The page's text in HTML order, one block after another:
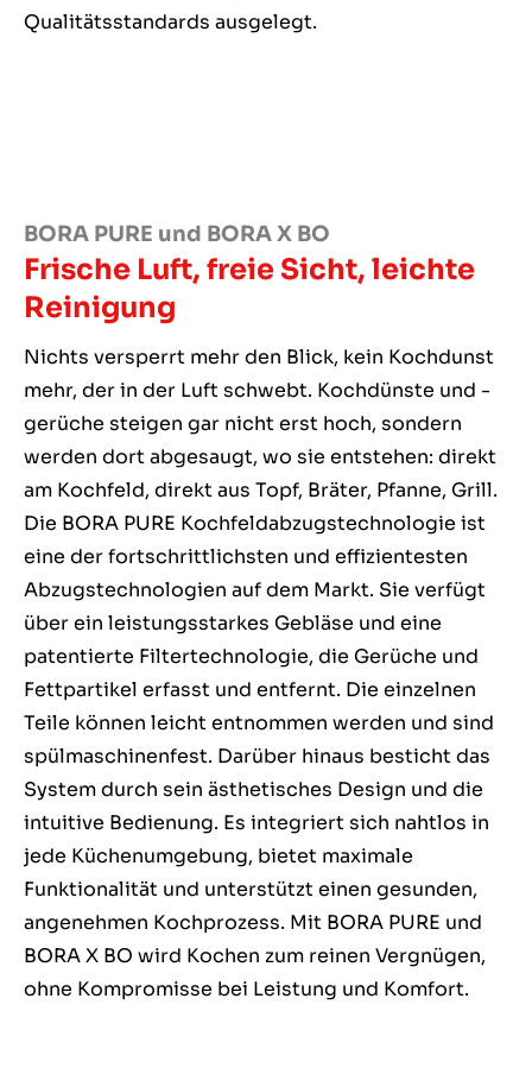
Qualitätsstandards ausgelegt.
BORA PURE und BORA X BO
Frische Luft, freie Sicht, leichte
Reinigung
Nichts versperrt mehr den Blick, kein Kochdunst
mehr, der in der Luft schwebt. Kochdünste und -
gerüche steigen gar nicht erst hoch, sondern
werden dort abgesaugt, wo sie entstehen: direkt
am Kochfeld, direkt aus Topf, Bräter, Pfanne, Grill.
Die BORA PURE Kochfeldabzugstechnologie ist
eine der fortschrittlichsten und effizientesten
Abzugstechnologien auf dem Markt. Sie verfügt
über ein leistungsstarkes Gebläse und eine
patentierte Filtertechnologie, die Gerüche und
Fettpartikel erfasst und entfernt. Die einzelnen
Teile können leicht entnommen werden und sind
spülmaschinenfest. Darüber hinaus besticht das
System durch sein ästhetisches Design und die
intuitive Bedienung. Es integriert sich nahtlos in
jede Küchenumgebung, bietet maximale
Funktionalität und unterstützt einen gesunden,
angenehmen Kochprozess. Mit BORA PURE und
BORA X BO wird Kochen zum reinen Vergnügen,
ohne Kompromisse bei Leistung und Komfort.